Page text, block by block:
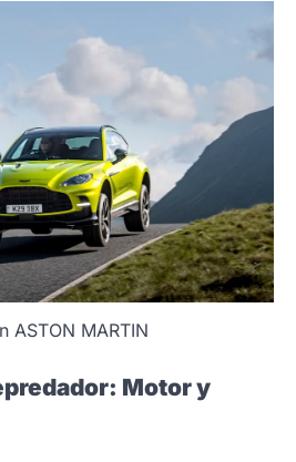
ASTON MARTIN
Motor y